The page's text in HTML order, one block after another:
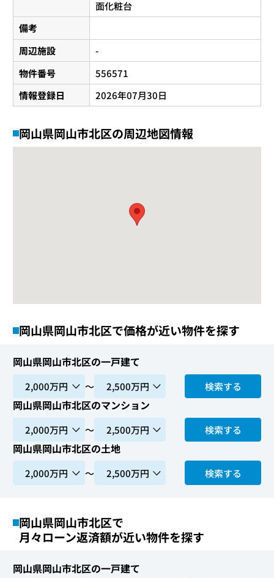
面化粧台
備考
周辺施設
-
物件番号
556571
情報登録日
2026年07月30日
岡山県岡山市北区の周辺地図情報
岡山県岡山市北区で価格が近い物件を探す
岡山県岡山市北区の一戸建て
〜 検索する
岡山県岡山市北区のマンション
〜 検索する
岡山県岡山市北区の土地
〜 検索する
岡山県岡山市北区で
月々ローン返済額が近い物件を探す
岡山県岡山市北区の一戸建て